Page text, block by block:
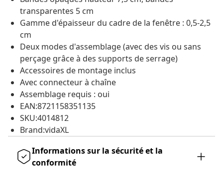
transparentes 5 cm
Gamme d'épaisseur du cadre de la fenêtre : 0,5-2,5
cm
Deux modes d'assemblage (avec des vis ou sans
perçage grâce à des supports de serrage)
Accessoires de montage inclus
Avec connecteur à chaîne
Assemblage requis : oui
EAN:8721158351135
SKU:4014812
Brand:vidaXL
Informations sur la sécurité et la
conformité